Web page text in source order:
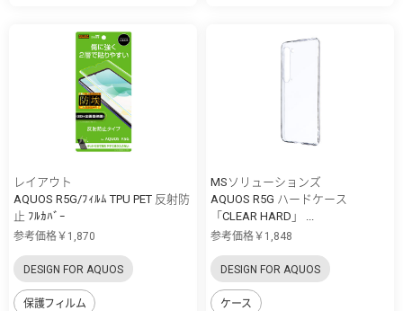
レイアウト
AQUOS R5G/ﾌｨﾙﾑ TPU PET 反射防
止 ﾌﾙｶﾊﾞｰ
参考価格￥1,870
DESIGN FOR AQUOS
保護フィルム
MSソリューションズ
AQUOS R5G ハードケース
「CLEAR HARD」 ...
参考価格￥1,848
DESIGN FOR AQUOS
ケース